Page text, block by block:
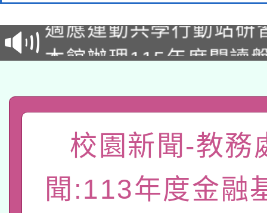
招甄選結果公告(無人
招)
適應運動共學行動站研
本館辦理115年度閱讀
礎課程
A3數位素養講師名單
「數位內容與教學軟
pilot」
薪期間赴陸應申請許可
轉知經濟部水利署委託
校園新聞-教務
聞:113年度金融